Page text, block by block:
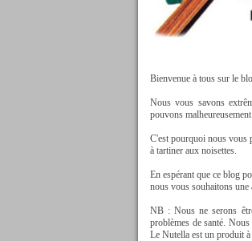
Bienvenue à tous sur le
Nous vous savons
pouvons
C'est pourquoi nous vous
à tartiner aux noisettes.
En espérant que ce blog
nous vous souhaitons
NB : Nous ne serons
problèmes de santé.
Le Nutella est un produit